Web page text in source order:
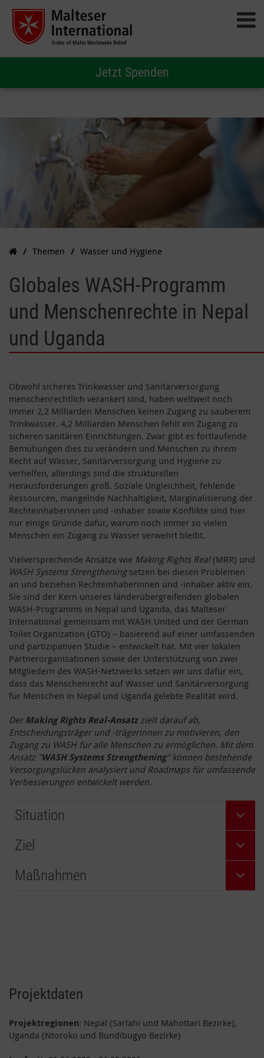
Jetzt Spenden
Themen Wasser und Hygiene
Globales WASH-Programm
und Menschenrechte in Nepal
und Uganda
Obwohl sicheres Trinkwasser und Sanitärversorgung
menschenrechtlich verankert sind, haben weltweit noch
immer 2,2 Milliarden Menschen keinen Zugang zu sauberem
Trinkwasser. 4,2 Milliarden Menschen fehlt ein Zugang zu
sicheren sanitären Einrichtungen. Zwar gibt es fortlaufende
Bemühungen dies zu verändern und Menschen zu ihrem
Recht auf Wasser, Sanitärversorgung und Hygiene zu
verhelfen, allerdings sind die strukturellen
Herausforderungen groß. Soziale Ungleichheit, fehlende
Ressourcen, mangelnde Nachhaltigkeit, Marginalisierung der
Rechteinhaberinnen und -inhaber sowie Konflikte sind hier
nur einige Gründe dafür, warum noch immer so vielen
Menschen ein Zugang zu Wasser verwehrt bleibt.
Vielversprechende Ansätze wie Making Rights Real(MRR) und
WASH Systems Strengtheningsetzen bei diesen Problemen
an und beziehen Rechteinhaberinnen und -inhaber aktiv ein.
Sie sind der Kern unseres länderübergreifenden globalen
WASH-Programms in Nepal und Uganda, das Malteser
International gemeinsam mit WASH United und der German
Toilet Organization (GTO) – basierend auf einer umfassenden
und partizipativen Studie – entwickelt hat. Mit vier lokalen
Partnerorganisationen sowie der Unterstützung von zwei
Mitgliedern des WASH-Netzwerks setzen wir uns dafür ein,
dass das Menschenrecht auf Wasser und Sanitärversorgung
für Menschen in Nepal und Uganda gelebte Realität wird.
DerMaking Rights Real-Ansatzzielt darauf ab,
Entscheidungsträger und -trägerinnen zu motivieren, den
Zugang zu WASH für alle Menschen zu ermöglichen. Mit dem
Ansatz "WASH Systems Strengthening" können bestehende
Versorgungslücken analysiert und Roadmaps für umfassende
Verbesserungen entwickelt werden.
Situation
Ziel
Maßnahmen
Projektdaten
Projektregionen: Nepal (Sarlahi und Mahottari Bezirke),
Uganda (Ntoroko und Bundibugyo Bezirke)